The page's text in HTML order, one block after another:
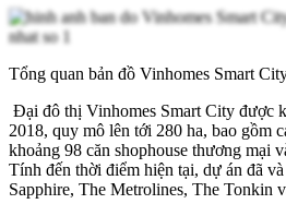
Tổng quan bản đồ Vinhomes Smart
Đại đô thị Vinhomes Smart City được
2018, quy mô lên tới 280 ha, bao gồm
khoảng 98 căn shophouse thương mại
Tính đến thời điểm hiện tại, dự án đã
Sapphire, The Metrolines, The Tonkin